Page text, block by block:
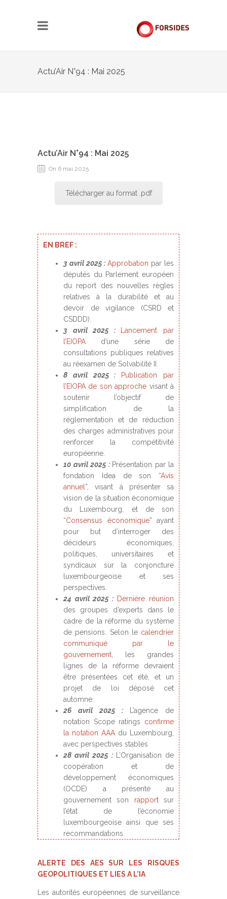
Actu’Air N°94 : Mai 2025
Actu’Air N°94 : Mai 2025
On 6 mai 2025
Télécharger au format .pdf
EN BREF :
3 avril 2025 : Approbation par les
députés du Parlement européen
du report des nouvelles règles
relatives à la durabilité et au
devoir de vigilance (CSRD et
CSDDD).
3 avril 2025 :
Lancement par
l’EIOPA d’une série de
consultations publiques relatives
au réexamen de Solvabilité II.
8 avril 2025 :
Publication par
l’EIOPA de son approche visant à
soutenir l’objectif de
simplification de la
réglementation et de réduction
des charges administratives pour
renforcer la compétitivité
européenne.
10 avril 2025 : Présentation par la
fondation Idea de son “Avis
annuel ”, visant à présenter sa
vision de la situation économique
du Luxembourg, et de son
“Consensus économique” ayant
pour but d’interroger des
décideurs économiques,
politiques, universitaires et
syndicaux sur la conjoncture
luxembourgeoise et ses
perspectives.
24 avril 2025 : Dernière réunion
des groupes d’experts dans le
cadre de la réforme du système
de pensions. Selon le calendrier
communiqué par le
gouvernement , les grandes
lignes de la réforme devraient
être présentées cet été, et un
projet de loi déposé cet
automne.
26 avril 2025 :
L’agence de
notation Scope ratings confirme
la notation AAA du Luxembourg,
avec perspectives stables
28 avril 2025 :
L’Organisation de
coopération et de
développement économiques
(OCDE) a présenté au
gouvernement son rapportsur
l’état de l’économie
luxembourgeoise ainsi que ses
recommandations.
ALERTE DES AES SUR LES RISQUES
GEOPOLITIQUES ET LIES A L’IA
Les autorités européennes de surveillance